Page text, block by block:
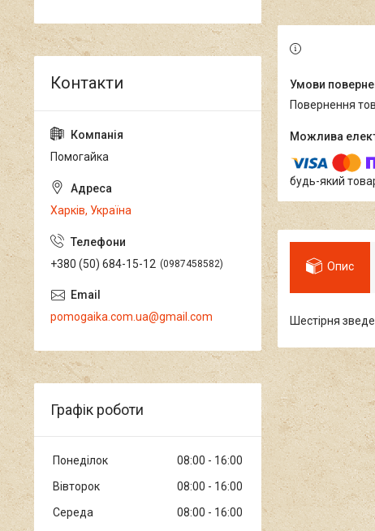
повернення
будь-який
Опис
Шестірня
Помогайка
Харків, Україна
+380 (50) 684-15-12 0987458582
pomogaika.com.ua@gmail.com
Графік роботи
Понеділок 08:00
16:00
Вівторок
08:00
16:00
Середа
08:00 16:00